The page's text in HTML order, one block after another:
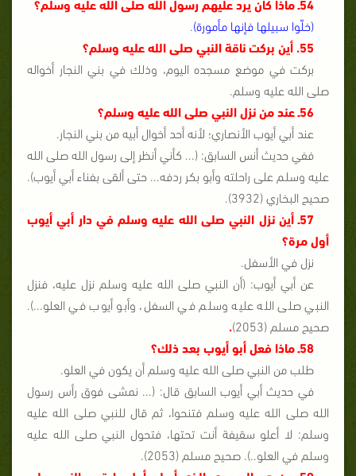
(خلّوا سبيلها فإنها مأمورة).
55. أين بركت ناقة النبي صلى الله عليه وسلم؟
بركت في موضع مسجده اليوم، وذلك في بني النجار أخواله
صلى الله عليه وسلم.
56ـ عند من نزل النبي صلى الله عليه وسلم؟
عند أبي أيوب الأنصاري؛ لأنه أحد أخوال أبيه من بني النجار.
ففي حديث أنس السابق: (... كأني أنظر إلى رسول الله صلى الله
عليه وسلم على راحلته وأبو بكر ردفه... حتى ألقى بفناء أبي أيوب).
صحيح البخاري (3932).
57ـ أين نزل النبي صلى الله عليه وسلم في دار أبي أيوب
أول مرة؟
نزل في الأسفل.
عن أبي أيوب: (أن النبي صلى الله عليه وسلم نزل عليه، فنزل
النبي صلى الله عليه وسلم في السفل، وأبو أيوب في العلو...).
صحيح مسلم (2053)
.
58ـ ماذا فعل أبو أيوب بعد ذلك؟
طلب من النبي صلى الله عليه وسلم أن يكون في العلو.
في حديث أبي أيوب السابق قال: (... نمشى فوق رأس رسول
الله صلى الله عليه وسلم فتنحوا، ثم قال للنبي صلى الله عليه
وسلم: لا أعلو سقيفة أنت تحتها، فتحول النبي صلى الله عليه
وسلم في العلو..). صحيح مسلم (2053).